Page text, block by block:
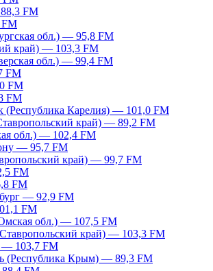
FM
обл.) — 95,8 FM
край) — 103,3 FM
обл.) — 99,4 FM
FM
FM
FM
(Республика Карелия) — 101,0 FM
край) — 89,2 FM
обл.) — 102,4 FM
— 95,7 FM
край) — 99,7 FM
FM
FM
— 92,9 FM
FM
обл.) — 107,5 FM
край) — 103,3 FM
— 103,7 FM
(Республика Крым) — 89,3 FM